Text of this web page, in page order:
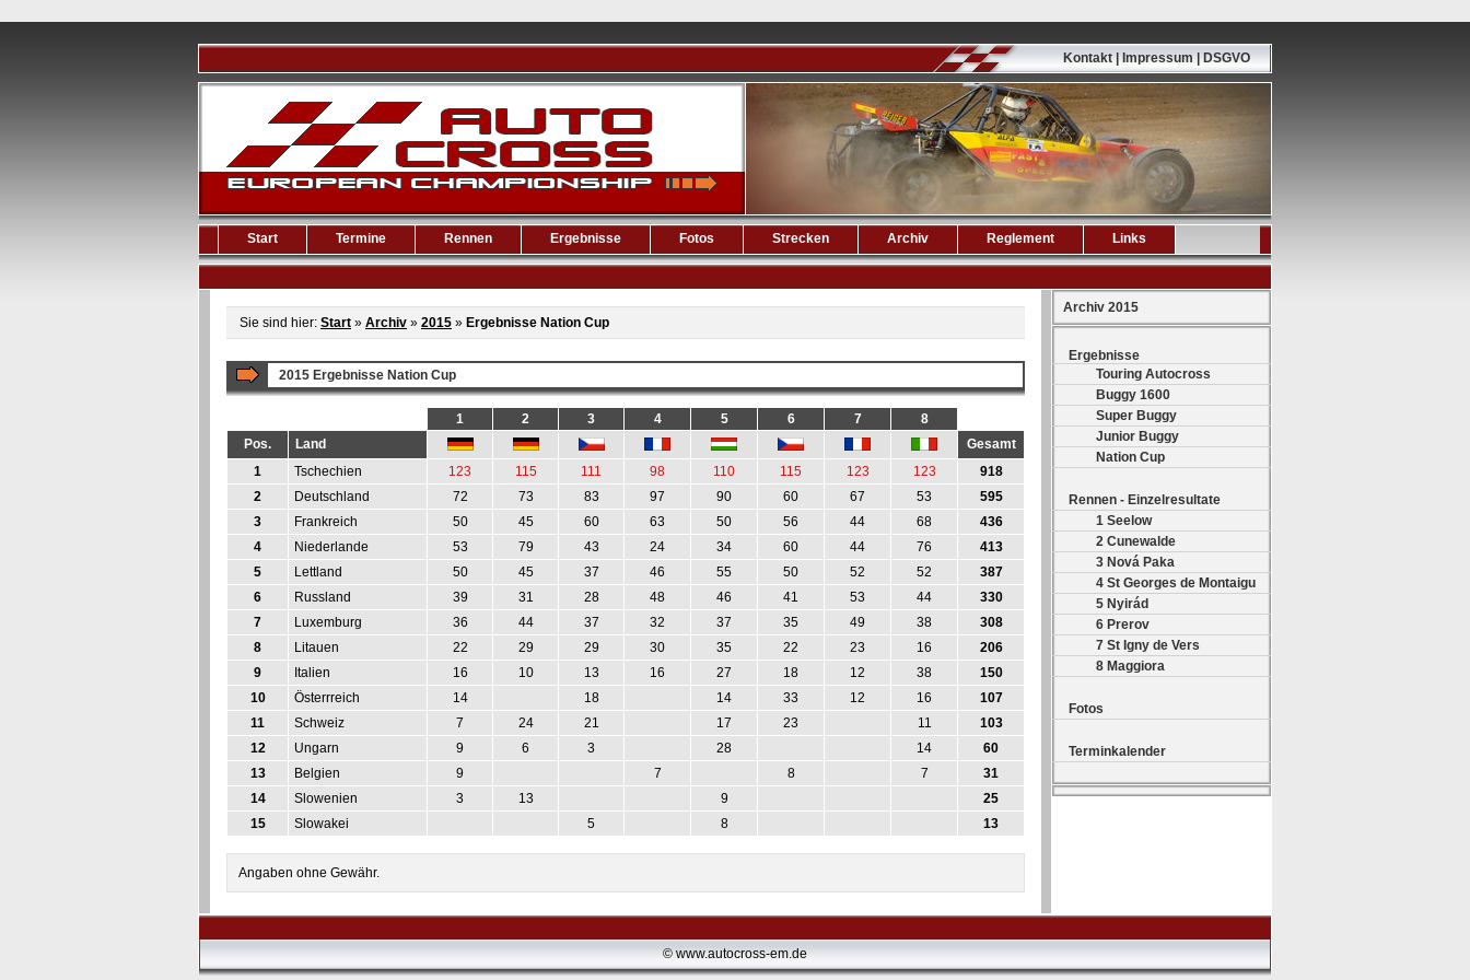
Kontakt | Impressum | DSGVO
Start Termine Rennen Ergebnisse Fotos Strecken Archiv Reglement Links
Sie sind hier: Start » Archiv » 2015 » Ergebnisse Nation Cup
2015 Ergebnisse Nation Cup
1 2 3 4 5 6 7
8
Pos.
Land
Gesamt
1
Tschechien 123 115 111 98 110 115 123 123
918
2
Deutschland 72 73 83 97 90 60 67 53
595
3
Frankreich 50 45 60 63 50 56 44 68
436
4
Niederlande 53 79 43 24 34 60 44 76
413
5
Lettland 50 45 37 46 55 50 52 52
387
6
Russland 39 31 28 48 46 41 53 44
330
7
Luxemburg 36 44 37 32 37 35 49 38
308
8
Litauen 22 29 29 30 35 22 23 16
206
9
Italien 16 10 13 16 27 18 12 38
150
10
Österrreich 14 18 14 33 12 16
107
11
Schweiz 7 24 21 17 23 11
103
12
Ungarn 9 6 3 28 14
60
13
Belgien 9 7 8 7
31
14
Slowenien 3 13 9
25
15
Slowakei 5 8 13
Angaben ohne Gewähr.
Archiv 2015
Ergebnisse
Touring Autocross
Buggy 1600
Super Buggy
Junior Buggy
Nation Cup
Rennen - Einzelresultate
1 Seelow
2 Cunewalde
3 Nová Paka
4 St Georges de Montaigu
5 Nyirád
6 Prerov
7 St Igny de Vers
8 Maggiora
Fotos
Terminkalender
© www.autocross-em.de